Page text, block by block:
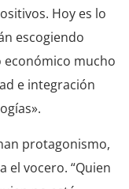
Hoy es lo
escogiendo
económico mucho
e integración
protagonismo,
el vocero. “Quien